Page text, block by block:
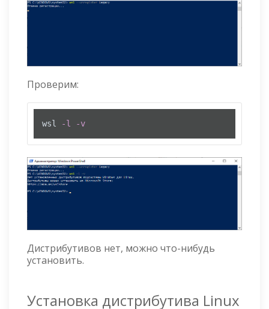
Проверим:
wsl -l -v
Дистрибутивов нет, можно что-нибудь
установить.
Установка дистрибутива Linux